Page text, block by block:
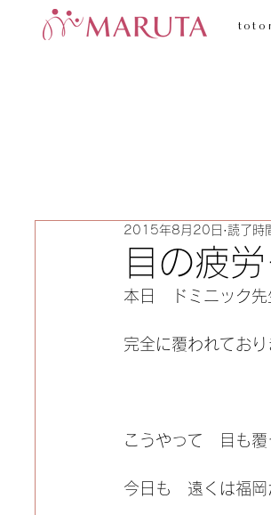
目の疲
2015年8月20日 読了時
本日　ドミニック
完全に覆われてお
こうやって　目も
今日も　遠くは福